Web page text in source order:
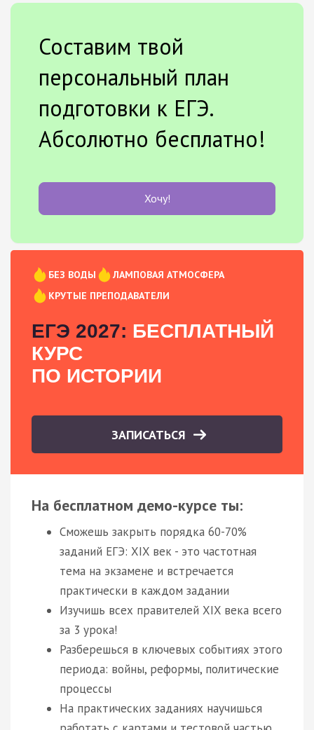
Составим твой
персональный план
подготовки к ЕГЭ.
Абсолютно бесплатно!
Хочу!
БЕЗ ВОДЫ
ЛАМПОВАЯ АТМОСФЕРА
КРУТЫЕ ПРЕПОДАВАТЕЛИ
ЕГЭ 2027: БЕСПЛАТНЫЙ
КУРС
ПО ИСТОРИИ
ЗАПИСАТЬСЯ
На бесплатном демо-курсе ты:
Сможешь закрыть порядка 60-70%
заданий ЕГЭ: XIX век - это частотная
тема на экзамене и встречается
практически в каждом задании
Изучишь всех правителей XIX века всего
за 3 урока!
Разберешься в ключевых событиях этого
периода: войны, реформы, политические
процессы
На практических заданиях научишься